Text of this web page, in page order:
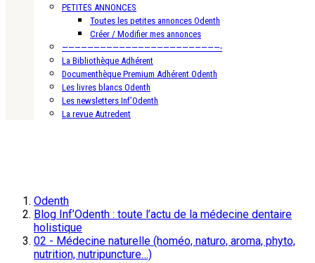
PETITES ANNONCES
Toutes les petites annonces Odenth
Créer / Modifier mes annonces
—————————————————————————-
La Bibliothèque Adhérent
Documenthèque Premium Adhérent Odenth
Les livres blancs Odenth
Les newsletters Inf’Odenth
La revue Autredent
Odenth
Blog Inf’Odenth : toute l’actu de la médecine dentaire
holistique
02 - Médecine naturelle (homéo, naturo, aroma, phyto,
nutrition, nutripuncture…)